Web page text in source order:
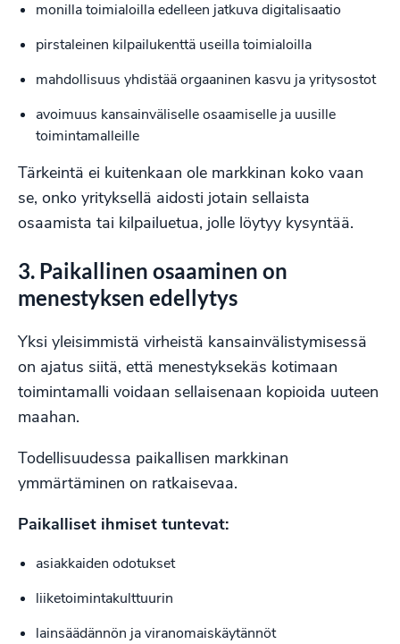
monilla toimialoilla edelleen jatkuva digitalisaatio
pirstaleinen kilpailukenttä useilla toimialoilla
mahdollisuus yhdistää orgaaninen kasvu ja yritysostot
avoimuus kansainväliselle osaamiselle ja uusille
toimintamalleille
Tärkeintä ei kuitenkaan ole markkinan koko vaan
se, onko yrityksellä aidosti jotain sellaista
osaamista tai kilpailuetua, jolle löytyy kysyntää.
3. Paikallinen osaaminen on
menestyksen edellytys
Yksi yleisimmistä virheistä kansainvälistymisessä
on ajatus siitä, että menestyksekäs kotimaan
toimintamalli voidaan sellaisenaan kopioida uuteen
maahan.
Todellisuudessa paikallisen markkinan
ymmärtäminen on ratkaisevaa.
Paikalliset ihmiset tuntevat:
asiakkaiden odotukset
liiketoimintakulttuurin
lainsäädännön ja viranomaiskäytännöt